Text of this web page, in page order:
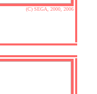
(C) SEGA, 2000, 2006